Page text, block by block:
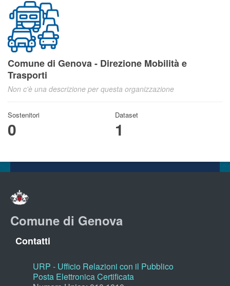
Comune di Genova - Direzione Mobilità e
Trasporti
Non c'è una descrizione per questa organizzazione
Sostenitori
0
Dataset
1
Comune di Genova
Contatti
URP - Ufficio Relazioni con il Pubblico
Posta Elettronica Certificata